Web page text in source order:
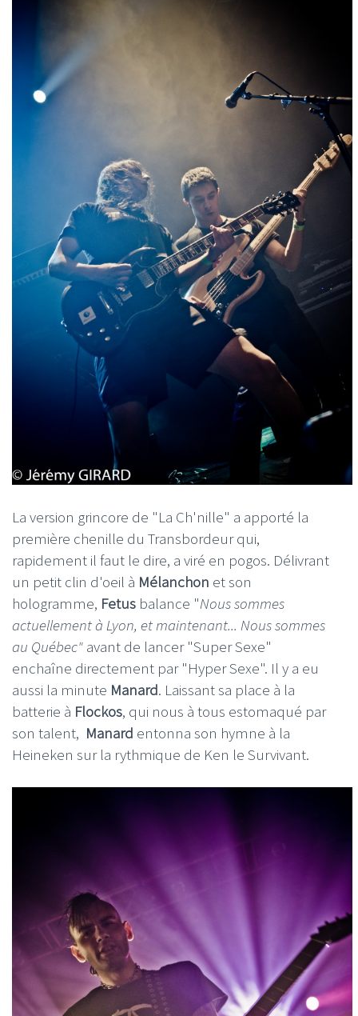
La version grincore de "La Ch'nille" a apporté la
première chenille du Transbordeur qui,
rapidement il faut le dire, a viré en pogos. Délivrant
un petit clin d'oeil à Mélanchon et son
hologramme, Fetus balance "Nous sommes
actuellement à Lyon, et maintenant... Nous sommes
au Québec" avant de lancer "Super Sexe"
enchaîne directement par "Hyper Sexe". Il y a eu
aussi la minute Manard. Laissant sa place à la
batterie à Flockos, qui nous à tous estomaqué par
son talent, Manard entonna son hymne à la
Heineken sur la rythmique de Ken le Survivant.